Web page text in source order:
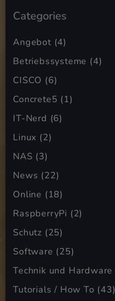
Categories
Angebot(4)
Betriebssysteme (4)
CISCO (6)
Concrete5 (1)
IT-Nerd (6)
Linux (2)
NAS (3)
News (22)
Online (18)
RaspberryPi (2)
Schutz (25)
Software (25)
Technik und Hardware
Tutorials / How To (43)